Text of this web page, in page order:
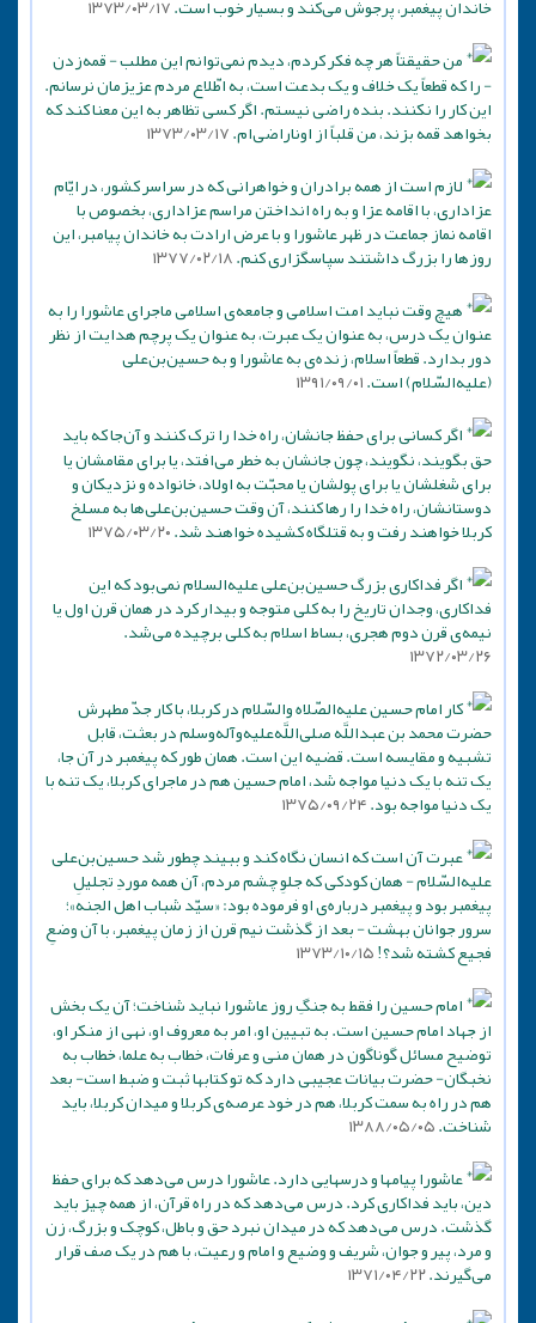
خاندان پیغمبر، پرجوش می‌کند و بسیار خوب است.۱۳۷۳/۰۳/۱۷
من حقیقتاً هر چه فکر کردم، دیدم نمی‌توانم این مطلب - قمه‌زدن
- را که قطعاً یک خلاف و یک بدعت است، به اطّلاع مردم عزیزمان نرسانم.
این کار را نکنند. بنده راضی نیستم. اگر کسی تظاهر به این معنا کند که
بخواهد قمه بزند، من قلباً از اوناراضی‌ام.۱۳۷۳/۰۳/۱۷
لازم است از همه برادران و خواهرانی که در سراسر کشور، در ایّام
عزاداری، با اقامه عزا و به راه انداختن مراسم عزاداری، بخصوص با
اقامه نماز جماعت در ظهر عاشورا و با عرض ارادت به خاندان پیامبر، این
روزها را بزرگ داشتند سپاسگزاری کنم.۱۳۷۷/۰۲/۱۸
هیچ وقت نباید امت اسلامی و جامعه‌ی اسلامی ماجرای عاشورا را به
عنوان یک درس، به عنوان یک عبرت، به عنوان یک پرچم هدایت از نظر
دور بدارد. قطعاً اسلام، زنده‌ی به عاشورا و به حسین‌بن‌علی
(علیه‌السّلام) است.۱۳۹۱/۰۹/۰۱
اگر کسانی برای حفظ جانشان، راه خدا را ترک کنند و آن‌جا که باید
حق بگویند، نگویند، چون جانشان به خطر می‌افتد، یا برای مقامشان یا
برای شغلشان یا برای پولشان یا محبّت به اولاد، خانواده و نزدیکان و
دوستانشان، راه خدا را رها کنند، آن وقت حسین‌بن‌علی‌ها به مسلخ
کربلا خواهند رفت و به قتلگاه کشیده خواهند شد.۱۳۷۵/۰۳/۲۰
اگر فداکاری بزرگ حسین‌بن‌علی علیه‌السلام نمی‌بود که این
فداکاری، وجدان تاریخ را به کلی متوجه و بیدار کرد در همان قرن اول یا
نیمه‌ی قرن دوم هجری، بساط اسلام به کلی برچیده می‌شد.
۱۳۷۲/۰۳/۲۶
کار امام حسین علیه‌الصّلاه والسّلام در کربلا، با کار جدّ مطهرش
حضرت محمد بن عبداللَّه صلی‌اللَّه‌علیه‌وآله‌وسلم در بعثت، قابل
تشبیه و مقایسه است. قضیه این است. همان طور که پیغمبر در آن جا،
یک تنه با یک دنیا مواجه شد، امام حسین هم در ماجرای کربلا، یک تنه با
یک دنیا مواجه بود.۱۳۷۵/۰۹/۲۴
عبرت آن است که انسان نگاه کند و ببیند چطور شد حسین‌بن‌علی
علیه‌السّلام - همان کودکی که جلوِ چشم مردم، آن همه موردِ تجلیلِ
پیغمبر بود و پیغمبر درباره‌ی او فرموده بود: «سیّد شباب اهل الجنه»؛
سرور جوانان بهشت - بعد از گذشت نیم قرن از زمان پیغمبر، با آن وضعِ
فجیع کشته شد؟!۱۳۷۳/۱۰/۱۵
امام حسین را فقط به جنگِ روز عاشورا نباید شناخت؛ آن یک بخش
از جهاد امام حسین است. به تبیین او، امر به معروف او، نهی از منکر او،
توضیح مسائل گوناگون در همان منی و عرفات، خطاب به علما، خطاب به
نخبگان- حضرت بیانات عجیبی دارد که تو کتابها ثبت و ضبط است- بعد
هم در راه به سمت کربلا، هم در خود عرصه‌‌ی کربلا و میدان کربلا، باید
شناخت.۱۳۸۸/۰۵/۰۵
عاشورا پیامها و درسهایی دارد. عاشورا درس می‌دهد که برای حفظ
دین، باید فداکاری کرد. درس می‌دهد که در راه قرآن، از همه چیز باید
گذشت. درس می‌دهد که در میدان نبرد حق و باطل، کوچک و بزرگ، زن
و مرد، پیر و جوان، شریف و وضیع و امام و رعیت، با هم در یک صف قرار
می‌گیرند.۱۳۷۱/۰۴/۲۲